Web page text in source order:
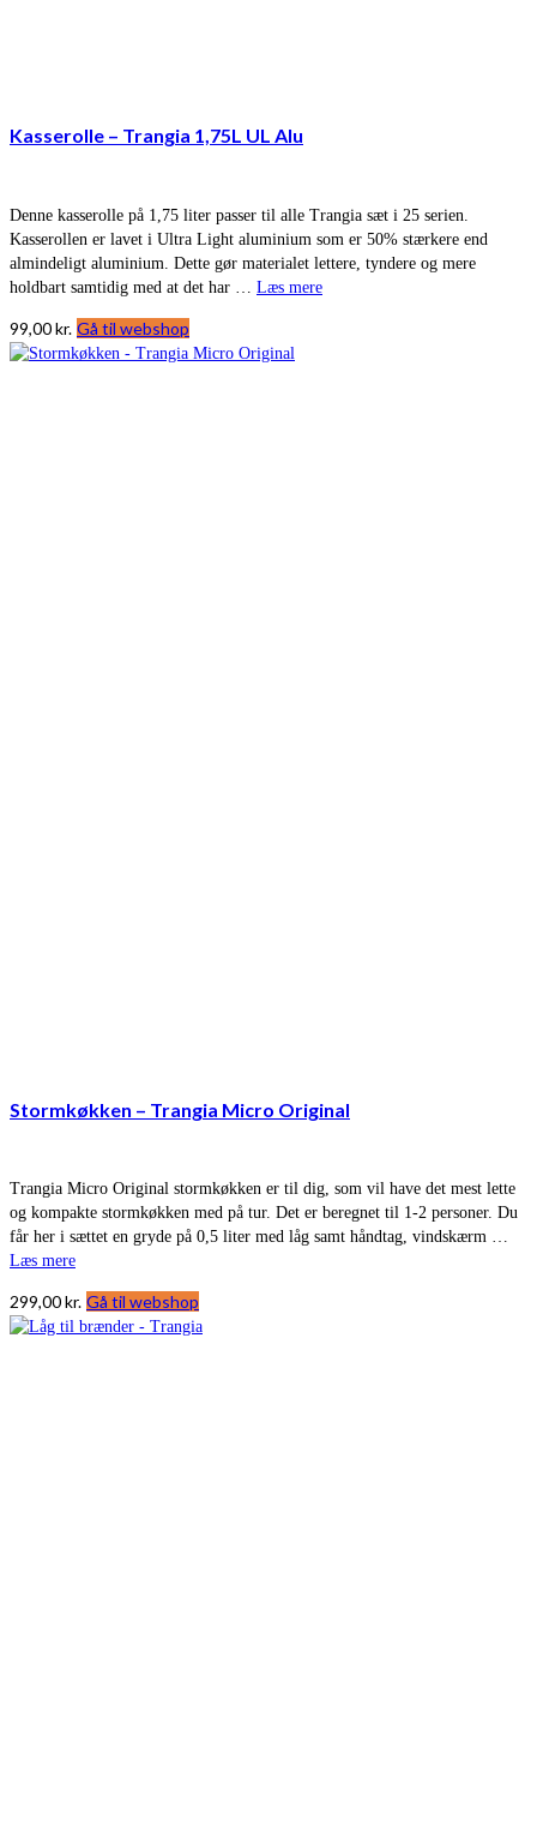
Kasserolle – Trangia 1,75L UL Alu
Denne kasserolle på 1,75 liter passer til alle Trangia sæt i 25 serien.
Kasserollen er lavet i Ultra Light aluminium som er 50% stærkere end
almindeligt aluminium. Dette gør materialet lettere, tyndere og mere
holdbart samtidig med at det har … Læs mere
99,00kr. Gå til webshop
Stormkøkken – Trangia Micro Original
Trangia Micro Original stormkøkken er til dig, som vil have det mest lette
og kompakte stormkøkken med på tur. Det er beregnet til 1-2 personer. Du
får her i sættet en gryde på 0,5 liter med låg samt håndtag, vindskærm …
Læs mere
299,00kr. Gå til webshop